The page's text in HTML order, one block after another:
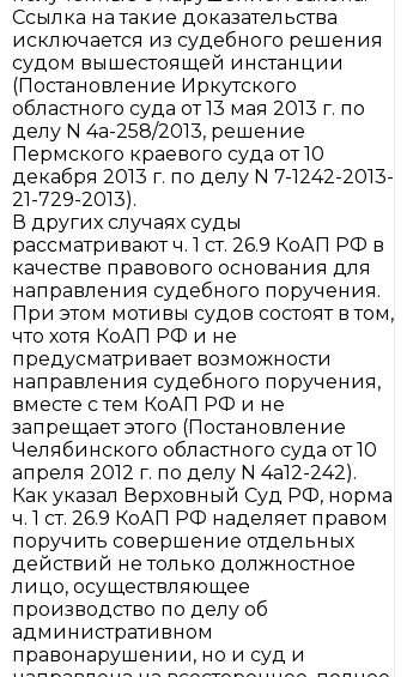
Ссылка на такие доказательства
исключается из судебного решения
судом вышестоящей инстанции
(Постановление Иркутского
областного суда от 13 мая 2013 г. по
делу N 4а-258/2013, решение
Пермского краевого суда от 10
декабря 2013 г. по делу N 7-1242-2013-
21-729-2013).
В других случаях суды
рассматривают ч. 1 ст. 26.9 КоАП РФ в
качестве правового основания для
направления судебного поручения.
При этом мотивы судов состоят в том,
что хотя КоАП РФ и не
предусматривает возможности
направления судебного поручения,
вместе с тем КоАП РФ и не
запрещает этого (Постановление
Челябинского областного суда от 10
апреля 2012 г. по делу N 4а12-242).
Как указал Верховный Суд РФ, норма
ч. 1 ст. 26.9 КоАП РФ наделяет правом
поручить совершение отдельных
действий не только должностное
лицо, осуществляющее
производство по делу об
административном
правонарушении, но и суд и